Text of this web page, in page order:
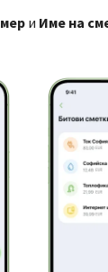
и Име на